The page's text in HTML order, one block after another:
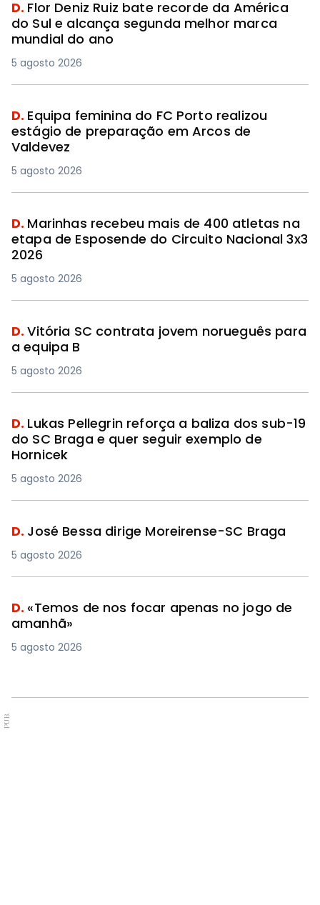
D. Flor Deniz Ruiz bate recorde da América
do Sul e alcança segunda melhor marca
mundial do ano
5 agosto 2026
D. Equipa feminina do FC Porto realizou
estágio de preparação em Arcos de
Valdevez
5 agosto 2026
D. Marinhas recebeu mais de 400 atletas na
etapa de Esposende do Circuito Nacional 3x3
2026
5 agosto 2026
D.Vitória SC contrata jovem norueguês para
a equipa B
5 agosto 2026
D. Lukas Pellegrin reforça a baliza dos sub-19
do SC Braga e quer seguir exemplo de
Hornicek
5 agosto 2026
D. José Bessa dirige Moreirense-SC Braga
5 agosto 2026
D. «Temos de nos focar apenas no jogo de
amanhã»
5 agosto 2026
PUB.